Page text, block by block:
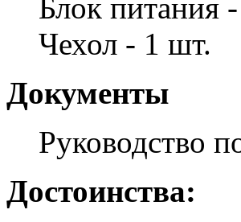
Блок питания
Чехол - 1 шт.
Документы
Руководство
Достоинства: